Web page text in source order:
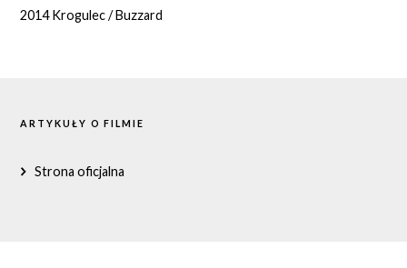
2014 Krogulec / Buzzard
ARTYKUŁY O FILMIE
Strona oficjalna